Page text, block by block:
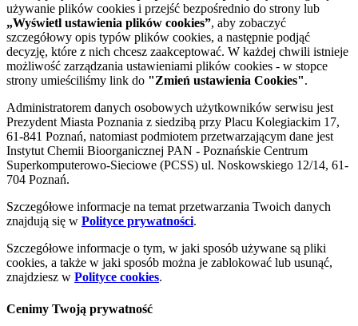
używanie plików cookies i przejść bezpośrednio do strony lub
„Wyświetl ustawienia plików cookies”, aby zobaczyć
szczegółowy opis typów plików cookies, a następnie podjąć
decyzję, które z nich chcesz zaakceptować. W każdej chwili istnieje
możliwość zarządzania ustawieniami plików cookies - w stopce
strony umieściliśmy link do "Zmień ustawienia Cookies".
Administratorem danych osobowych użytkowników serwisu jest
Prezydent Miasta Poznania z siedzibą przy Placu Kolegiackim 17,
61-841 Poznań, natomiast podmiotem przetwarzającym dane jest
Instytut Chemii Bioorganicznej PAN - Poznańskie Centrum
Superkomputerowo-Sieciowe (PCSS) ul. Noskowskiego 12/14, 61-
704 Poznań.
Szczegółowe informacje na temat przetwarzania Twoich danych
znajdują się w Polityce prywatności.
Szczegółowe informacje o tym, w jaki sposób używane są pliki
cookies, a także w jaki sposób można je zablokować lub usunąć,
znajdziesz w Polityce cookies.
Cenimy Twoją prywatność